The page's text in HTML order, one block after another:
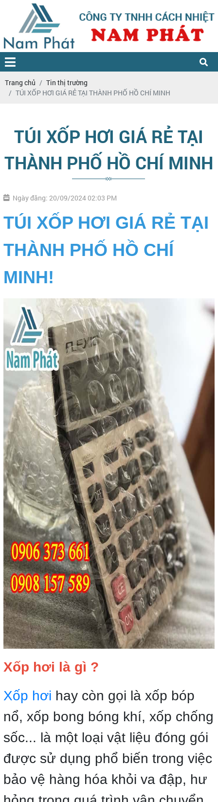
Trang chủ
Tin thị trường
TÚI XỐP HƠI GIÁ RẺ TẠI THÀNH PHỐ HỒ CHÍ MINH
TÚI XỐP HƠI GIÁ RẺ TẠI
THÀNH PHỐ HỒ CHÍ MINH
Ngày đăng: 20/09/2024 02:03 PM
TÚI XỐP HƠI GIÁ RẺ TẠI
THÀNH PHỐ HỒ CHÍ
MINH!
Xốp hơi là gì ?
Xốp hơi hay còn gọi là xốp bóp
nổ, xốp bong bóng khí, xốp chống
sốc... là một loại vật liệu đóng gói
được sử dụng phổ biến trong việc
bảo vệ hàng hóa khỏi va đập, hư